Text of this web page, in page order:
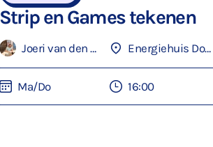
Strip en Games tekenen
Joeri van den Anker Energiehuis Dordrecht
Ma/Do 16:00